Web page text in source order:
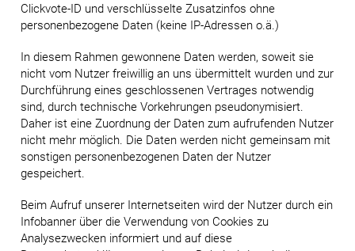
Clickvote-ID und verschlüsselte Zusatzinfos ohne
personenbezogene Daten (keine IP-Adressen o.ä.)
In diesem Rahmen gewonnene Daten werden, soweit sie
nicht vom Nutzer freiwillig an uns übermittelt wurden und zur
Durchführung eines geschlossenen Vertrages notwendig
sind, durch technische Vorkehrungen pseudonymisiert.
Daher ist eine Zuordnung der Daten zum aufrufenden Nutzer
nicht mehr möglich. Die Daten werden nicht gemeinsam mit
sonstigen personenbezogenen Daten der Nutzer
gespeichert.
Beim Aufruf unserer Internetseiten wird der Nutzer durch ein
Infobanner über die Verwendung von Cookies zu
Analysezwecken informiert und auf diese